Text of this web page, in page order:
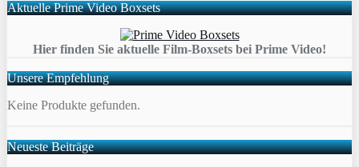
Aktuelle Prime Video Boxsets
Hier finden Sie aktuelle Film-Boxsets bei Prime Video!
Unsere Empfehlung
Keine Produkte gefunden.
Neueste Beiträge